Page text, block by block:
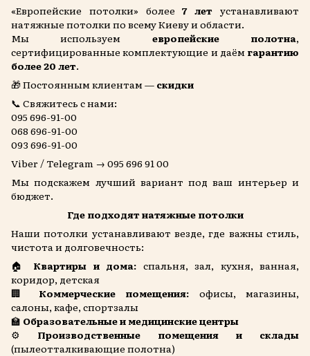
«Европейские потолки» более7 лет устанавливают
натяжные потолки по всему Киеву и области.
Мы используем европейские полотна,
сертифицированные комплектующие и даём гарантию
более 20 лет.
🎁 Постоянным клиентам — скидки
📞 Свяжитесь с нами:
095 696-91-00
068 696-91-00
093 696-91-00
Viber / Telegram → 095 696 91 00
Мы подскажем лучший вариант под ваш интерьер и
бюджет.
Где подходят натяжные потолки
Наши потолки устанавливают везде, где важны стиль,
чистота и долговечность:
🏠 Квартиры и дома: спальня, зал, кухня, ванная,
коридор, детская
🏢 Коммерческие помещения: офисы, магазины,
салоны, кафе, спортзалы
🏫 Образовательные и медицинские центры
⚙️ Производственные помещения и склады
(пылеотталкивающие полотна)